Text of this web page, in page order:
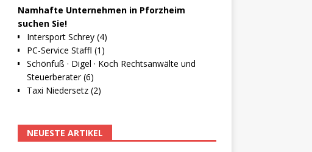
Namhafte Unternehmen in Pforzheim
suchen Sie!
Intersport Schrey (4)
PC-Service Staffl (1)
Schönfuß · Digel · Koch Rechtsanwälte und
Steuerberater (6)
Taxi Niedersetz (2)
NEUESTE ARTIKEL